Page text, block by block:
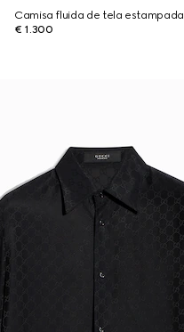
Camisa fluida de tela estampada
€ 1.300